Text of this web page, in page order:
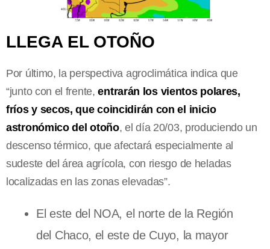
LLEGA EL OTOÑO
Por último, la perspectiva agroclimática indica que
“junto con el frente,entrarán los vientos polares,
fríos y secos, que coincidirán con el inicio
astronómico del otoño, el día 20/03, produciendo un
descenso térmico, que afectará especialmente al
sudeste del área agrícola, con riesgo de heladas
localizadas en las zonas elevadas”.
El este del NOA, el norte de la Región
del Chaco, el este de Cuyo, la mayor